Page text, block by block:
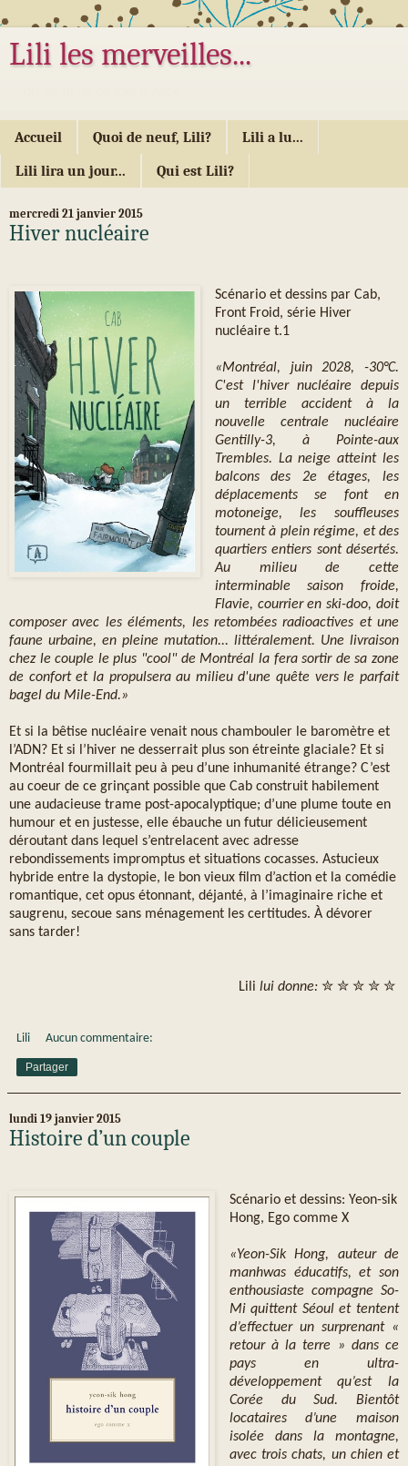
Lili les merveilles...
Accueil Quoi de neuf, Lili? Lili a lu...
Lili lira un jour... Qui est Lili?
mercredi 21 janvier 2015
Hiver nucléaire
Scénario et dessins par Cab,
Front Froid, série Hiver
nucléaire t.1
«Montréal, juin 2028, -30°C.
C'est l'hiver nucléaire depuis
un terrible accident à la
nouvelle centrale nucléaire
Gentilly-3, à Pointe-aux
Trembles. La neige atteint les
balcons des 2e étages, les
déplacements se font en
motoneige, les souffleuses
tournent à plein régime, et des
quartiers entiers sont désertés.
Au milieu de cette
interminable saison froide,
Flavie, courrier en ski-doo, doit
composer avec les éléments, les retombées radioactives et une
faune urbaine, en pleine mutation... littéralement. Une livraison
chez le couple le plus "cool" de Montréal la fera sortir de sa zone
de confort et la propulsera au milieu d'une quête vers le parfait
bagel du Mile-End.»
Et si la bêtise nucléaire venait nous chambouler le baromètre et
l’ADN? Et si l’hiver ne desserrait plus son étreinte glaciale? Et si
Montréal fourmillait peu à peu d’une inhumanité étrange? C’est
au coeur de ce grinçant possible que Cab construit habilement
une audacieuse trame post-apocalyptique; d’une plume toute en
humour et en justesse, elle ébauche un futur délicieusement
déroutant dans lequel s’entrelacent avec adresse
rebondissements impromptus et situations cocasses. Astucieux
hybride entre la dystopie, le bon vieux film d’action et la comédie
romantique, cet opus étonnant, déjanté, à l’imaginaire riche et
saugrenu, secoue sans ménagement les certitudes. À dévorer
sans tarder!
Lili lui donne: ✮ ✮ ✮ ✮ ✮
Lili Aucun commentaire:
Partager
lundi 19 janvier 2015
Histoire d’un couple
Scénario et dessins: Yeon-sik
Hong, Ego comme X
«Yeon-Sik Hong, auteur de
manhwas éducatifs, et son
enthousiaste compagne So-
Mi quittent Séoul et tentent
d’effectuer un surprenant «
retour à la terre » dans ce
pays en ultra-
développement qu’est la
Corée du Sud. Bientôt
locataires d’une maison
isolée dans la montagne,
avec trois chats, un chien et